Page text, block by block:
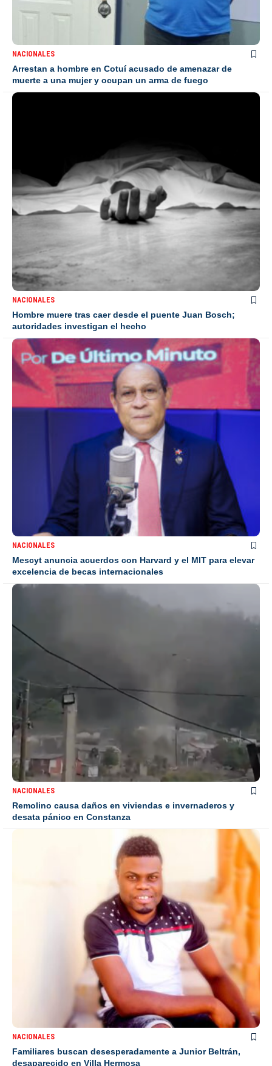
NACIONALES
Arrestan a hombre en Cotuí acusado de amenazar de
muerte a una mujer y ocupan un arma de fuego
NACIONALES
Hombre muere tras caer desde el puente Juan Bosch;
autoridades investigan el hecho
NACIONALES
Mescyt anuncia acuerdos con Harvard y el MIT para elevar
excelencia de becas internacionales
NACIONALES
Remolino causa daños en viviendas e invernaderos y
desata pánico en Constanza
NACIONALES
Familiares buscan desesperadamente a Junior Beltrán,
desaparecido en Villa Hermosa